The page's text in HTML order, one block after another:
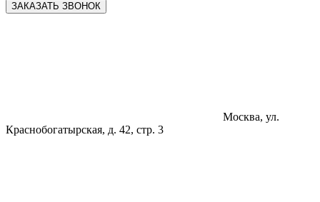
ЗАКАЗАТЬ ЗВОНОК
Москва, ул.
Краснобогатырская, д. 42, стр. 3